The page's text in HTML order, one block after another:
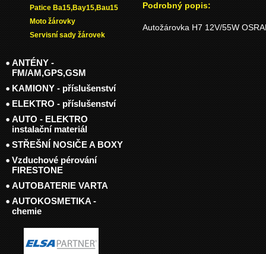
Podrobný popis:
Autožárovka H7 12V/55W
Patice Ba15,Bay15,Bau15
Moto žárovky
Servisní sady žárovek
ANTÉNY -
FM/AM,GPS,GSM
KAMIONY - příslušenství
ELEKTRO - příslušenství
AUTO - ELEKTRO
instalační materiál
STŘEŠNÍ NOSIČE A BOXY
Vzduchové pérování
FIRESTONE
AUTOBATERIE VARTA
AUTOKOSMETIKA -
chemie